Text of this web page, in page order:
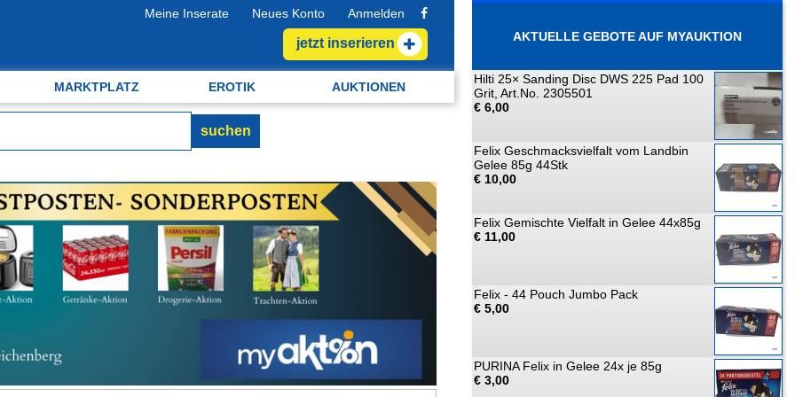
Meine Inserate Neues Konto Anmelden
jetzt inserieren
MARKTPLATZ EROTIK AUKTIONEN
suchen
AKTUELLE GEBOTE AUF MYAUKTION
Hilti 25× Sanding Disc DWS 225 Pad 100
Grit, Art.No. 2305501
€ 6,00
Felix Geschmacksvielfalt vom Landbin
Gelee 85g 44Stk
€ 10,00
Felix Gemischte Vielfalt in Gelee 44x85g
€ 11,00
Felix - 44 Pouch Jumbo Pack
€ 5,00
PURINA Felix in Gelee 24x je 85g
€ 3,00